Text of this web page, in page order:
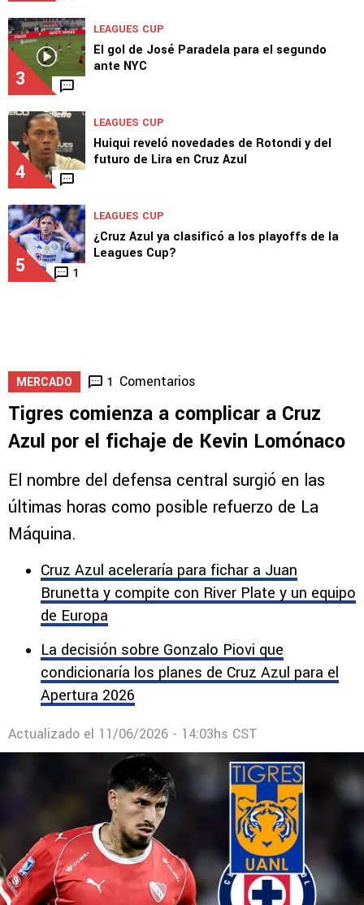
3
LEAGUES CUP
El gol de José Paradela para el segundo
ante NYC
4
LEAGUES CUP
Huiqui reveló novedades de Rotondi y del
futuro de Lira en Cruz Azul
5 1
LEAGUES CUP
¿Cruz Azul ya clasificó a los playoffs de la
Leagues Cup?
MERCADO 1 Comentarios
Tigres comienza a complicar a Cruz
Azul por el fichaje de Kevin Lomónaco
El nombre del defensa central surgió en las
últimas horas como posible refuerzo de La
Máquina.
Cruz Azul aceleraría para fichar a Juan
Brunetta y compite con River Plate y un equipo
de Europa
La decisión sobre Gonzalo Piovi que
condicionaría los planes de Cruz Azul para el
Apertura 2026
Actualizado el 11/06/2026 - 14:03hs CST